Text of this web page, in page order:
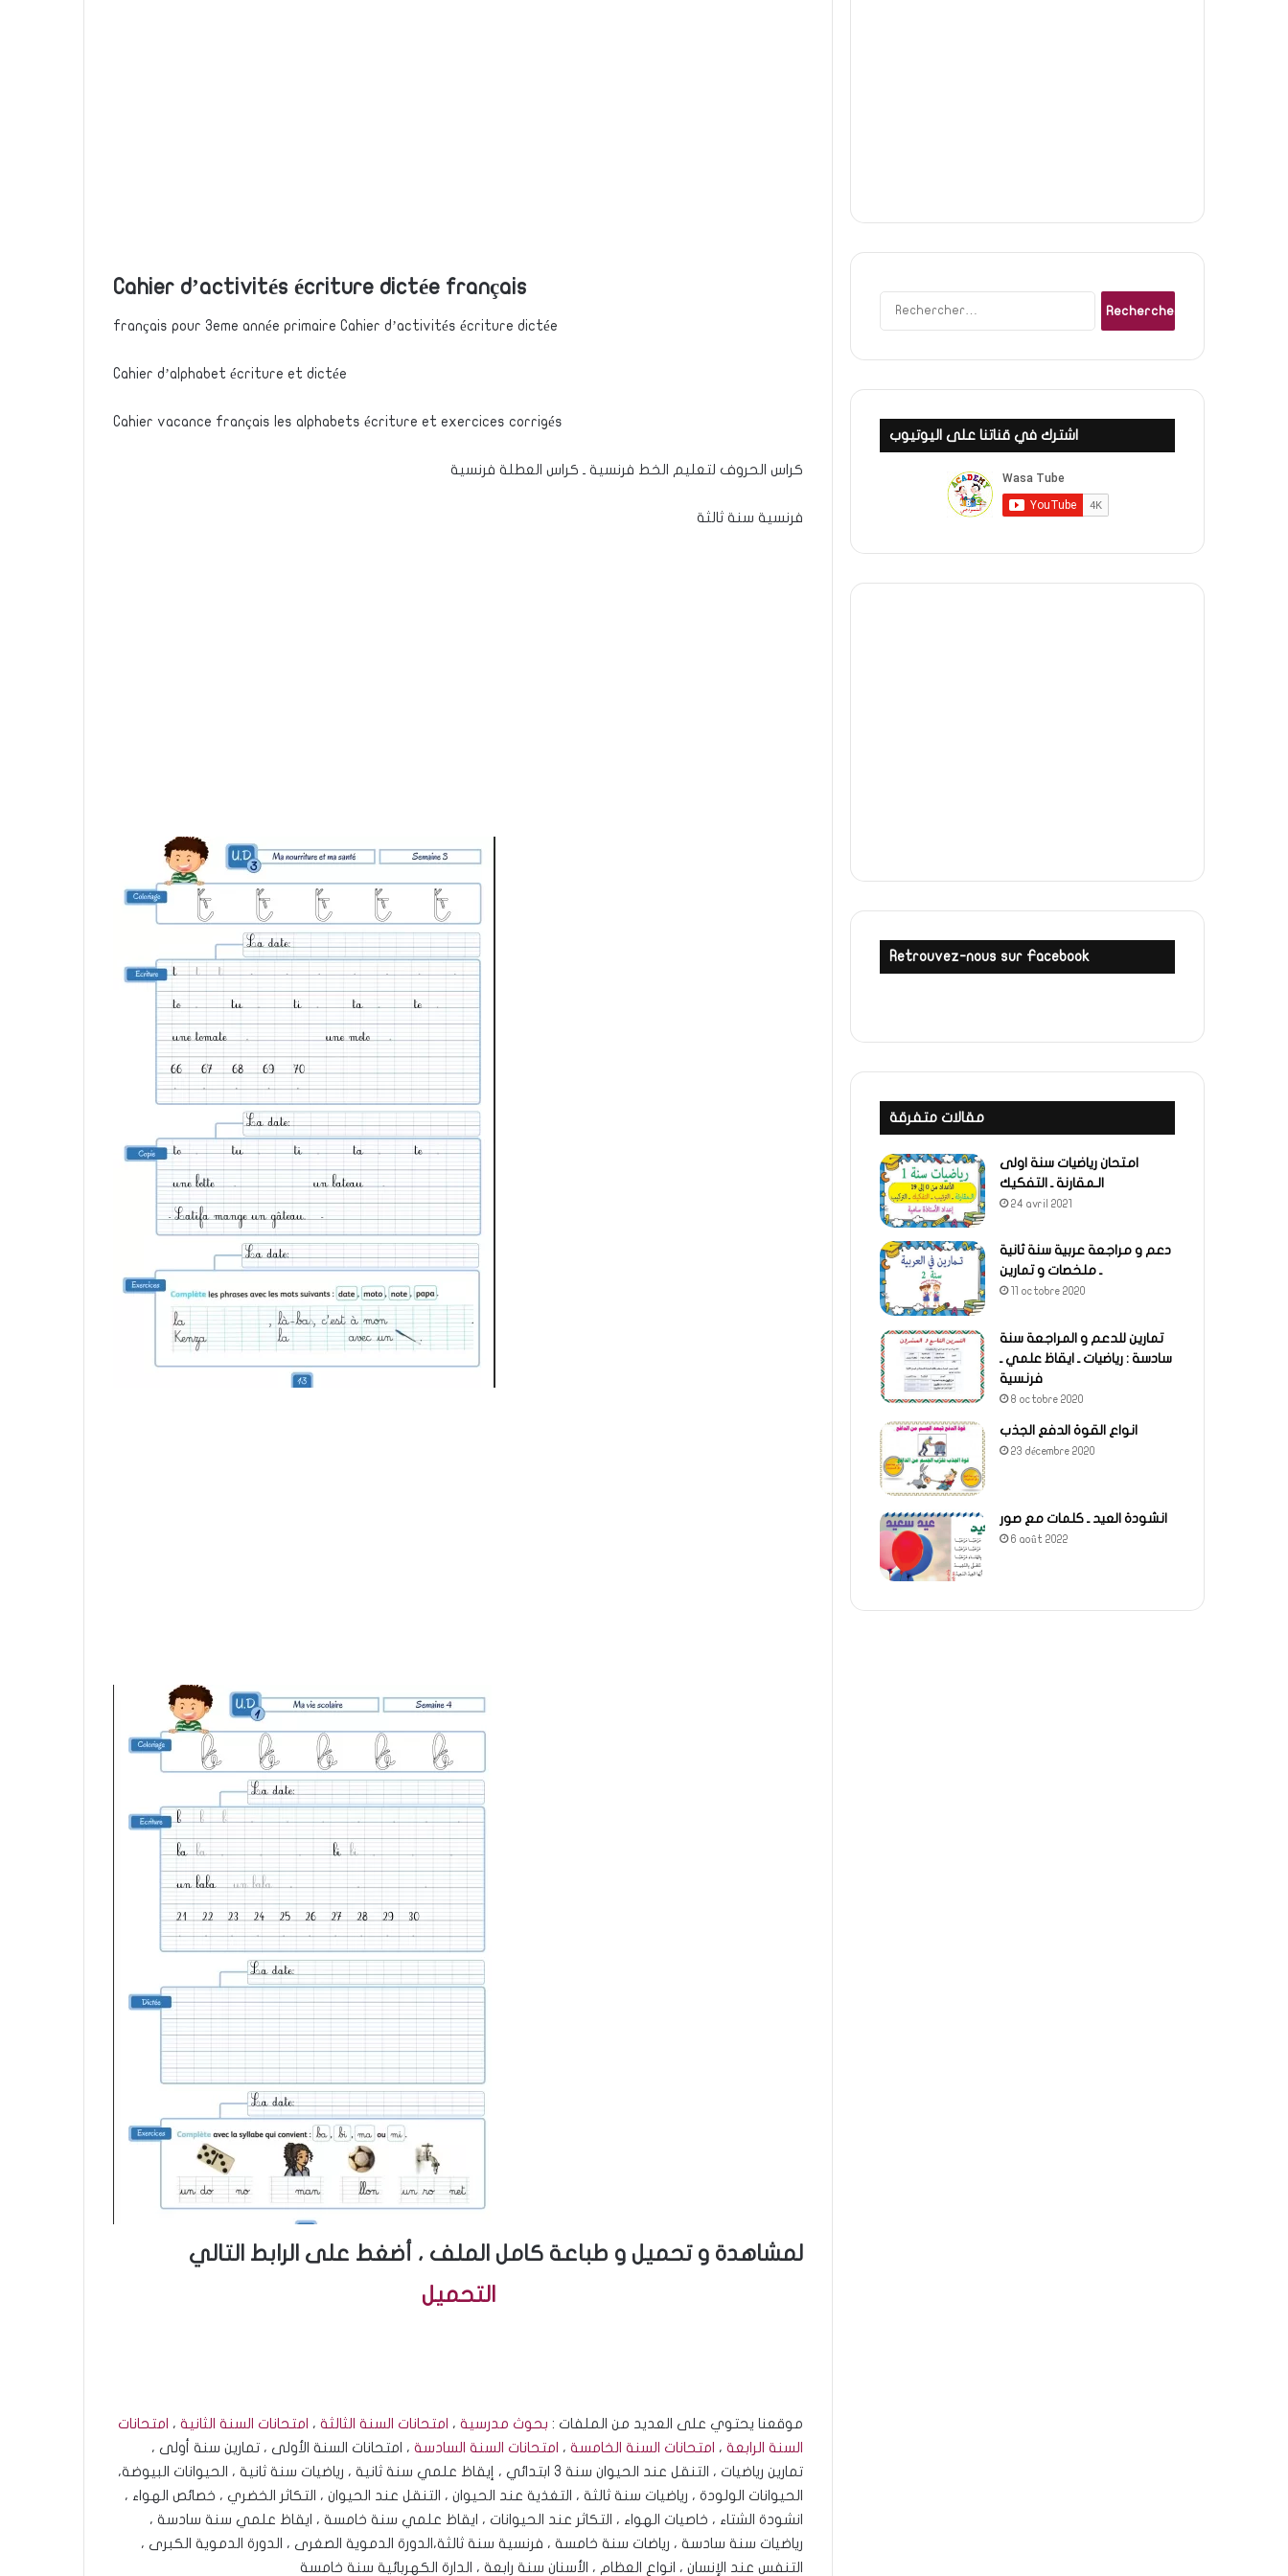
Cahier d’activités écriture dictée français
français pour 3eme année primaire Cahier d’activités écriture dictée
Cahier d’alphabet écriture et dictée
Cahier vacance français les alphabets écriture et exercices corrigés
كراس الحروف لتعليم الخط فرنسية ـ كراس العطلة فرنسية
فرنسية سنة ثالثة
لمشاهدة و تحميل و طباعة كامل الملف ، أضغط على الرابط التالي
التحميل
موقعنا يحتوي على العديد من الملفات : بحوث مدرسية ، امتحانات السنة الثالثة ، امتحانات السنة الثانية ، امتحانات
السنة الرابعة ، امتحانات السنة الخامسة ، امتحانات السنة السادسة ، امتحانات السنة الأولى ، تمارين سنة أولى ،
تمارين رياضيات ، التنقل عند الحيوان سنة 3 ابتدائي ، إيقاظ علمي سنة ثانية ، رياضيات سنة ثانية ، الحيوانات البيوضة،
الحيوانات الولودة ، رياضيات سنة ثالثة ، التغذية عند الحيوان ، التنقل عند الحيوان ، التكاثر الخضري ، خصائص الهواء ،
انشودة الشتاء ، خاصيات الهواء ، التكاثر عند الحيوانات ، ايقاظ علمي سنة خامسة ، ايقاظ علمي سنة سادسة ،
رياضيات سنة سادسة ، رياضات سنة خامسة ، فرنسية سنة ثالثة،الدورة الدموية الصغرى ، الدورة الدموية الكبرى ،
التنفس عند الإنسان ، انواع العظام ، الأسنان سنة رابعة ، الدارة الكهربائية سنة خامسة
اشترك في قناتنا على اليوتيوب
Retrouvez-nous sur Facebook
مقالات متفرقة
امتحان رياضيات سنة اولى
الـمقارنة ـ التفكيك
24 avril 2021
دعم و مراجعة عربية سنة ثانية
ـ ملخصات و تمارين
11 octobre 2020
تمارين للدعم و المراجعة سنة
سادسة : رياضيات ـ ايقاظ علمي ـ
فرنسية
8 octobre 2020
انواع القوة الدفع الجذب
23 décembre 2020
انشودة العيد ـ كلمات مع صور
6 août 2022